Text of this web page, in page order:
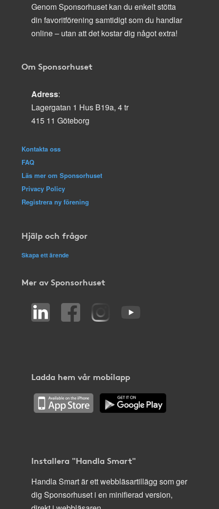
Genom Sponsorhuset kan du enkelt stötta
din favoritförening samtidigt som du handlar
online – utan att det kostar dig något extra!
Om Sponsorhuset
Adress:
Lagergatan 1 Hus B19a, 4 tr
415 11 Göteborg
Kontakta oss
FAQ
Läs mer om Sponsorhuset
Privacy Policy
Registrera ny förening
Hjälp och frågor
Skapa ett ärende
Mer av Sponsorhuset
Ladda hem vår mobilapp
Installera "Handla Smart"
Handla Smart är ett webbläsartillägg som ger
dig Sponsorhuset i en minifierad version,